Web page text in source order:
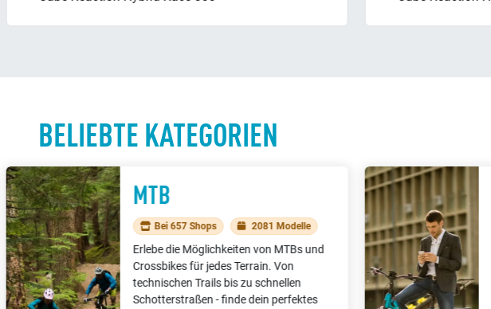
BELIEBTE KATEGORIEN
MTB
Erlebe die Möglichkeiten von MTBs und
Crossbikes für jedes Terrain. Von
technischen Trails bis zu schnellen
Schotterstraßen - finde dein perfektes
Bike für ultimativen Fahrspaß abseits